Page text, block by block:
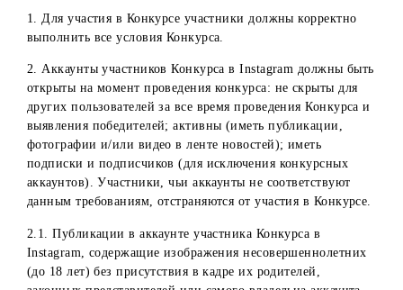
результате проверки выявлено, что победитель не
выполнил одно из условий либо требований конкурса,
администраторы проводят повторное определение
победителя.
Определение победителей в Instagram будет проводиться
использованием одного из указанных онлайн-ресурсов:
lizaonair.com или simpliers.com. В случае некорректной
работы либо недоступности одного из них будет
использоваться другой.
За ходом проведения и определением победителей
Конкурса следит комиссия.